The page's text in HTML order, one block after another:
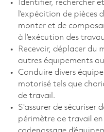
Identifier, rechercher
l’expédition de
monter et de
à l’exécution des
Recevoir, déplacer du
autres équipements
Conduire divers
motorisé tels que
de travail.
S'assurer de sécuriser
périmètre de travail